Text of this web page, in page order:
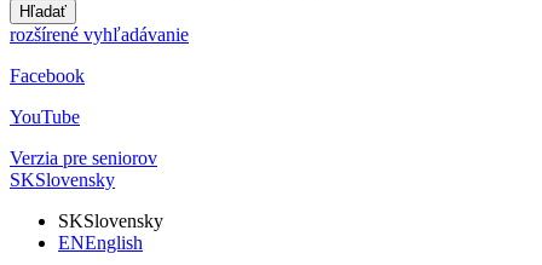
Hľadať
rozšírené vyhľadávanie
Facebook
YouTube
Verzia pre seniorov
SKSlovensky
SKSlovensky
ENEnglish